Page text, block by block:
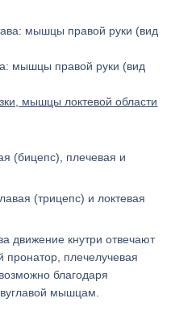
мышцы правой руки (вид
мышцы локтевой области
(бицепс), плечевая и
(трицепс) и локтевая
движение кнутри отвечают
пронатор, плечелучевая
благодаря
мышцам.